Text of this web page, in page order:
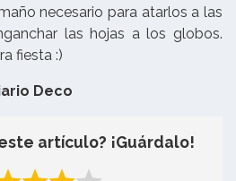
necesario para atarlos a las
las hojas a los globos.
fiesta :)
Deco
artículo? ¡Guárdalo!